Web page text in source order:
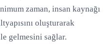
zaman, insan kaynağı
oluşturarak
gelmesini sağlar.